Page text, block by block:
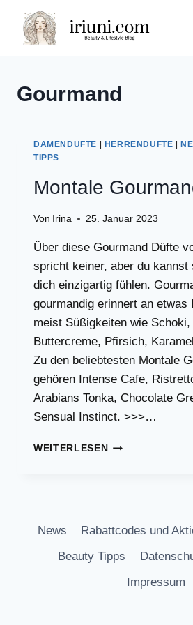
Inhalt
springen
Gourmand
DAMENDÜFTE HERRENDÜFTE
TIPPS
Montale
Von Irina 25. Januar 2023
Über diese Gourmand Düfte
spricht keiner, aber du kannst
dich einzigartig fühlen.
gourmandig erinnert an etwas
meist Süßigkeiten wie
Buttercreme, Pfirsich,
Zu den beliebtesten Montale
gehören Intense Cafe,
Arabians Tonka, Chocolate
Sensual Instinct. >>>…
WEITERLESENMONTALE
News Rabattcodes und
Beauty Tipps
Impressum